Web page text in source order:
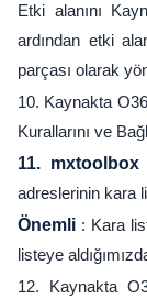
Etki alanını
ardından etki
parçası olarak
10. Kaynakta
Kurallarını ve
11. mxtoolbox
adreslerinin kara
Önemli : Kara
listeye
12. Kaynakta